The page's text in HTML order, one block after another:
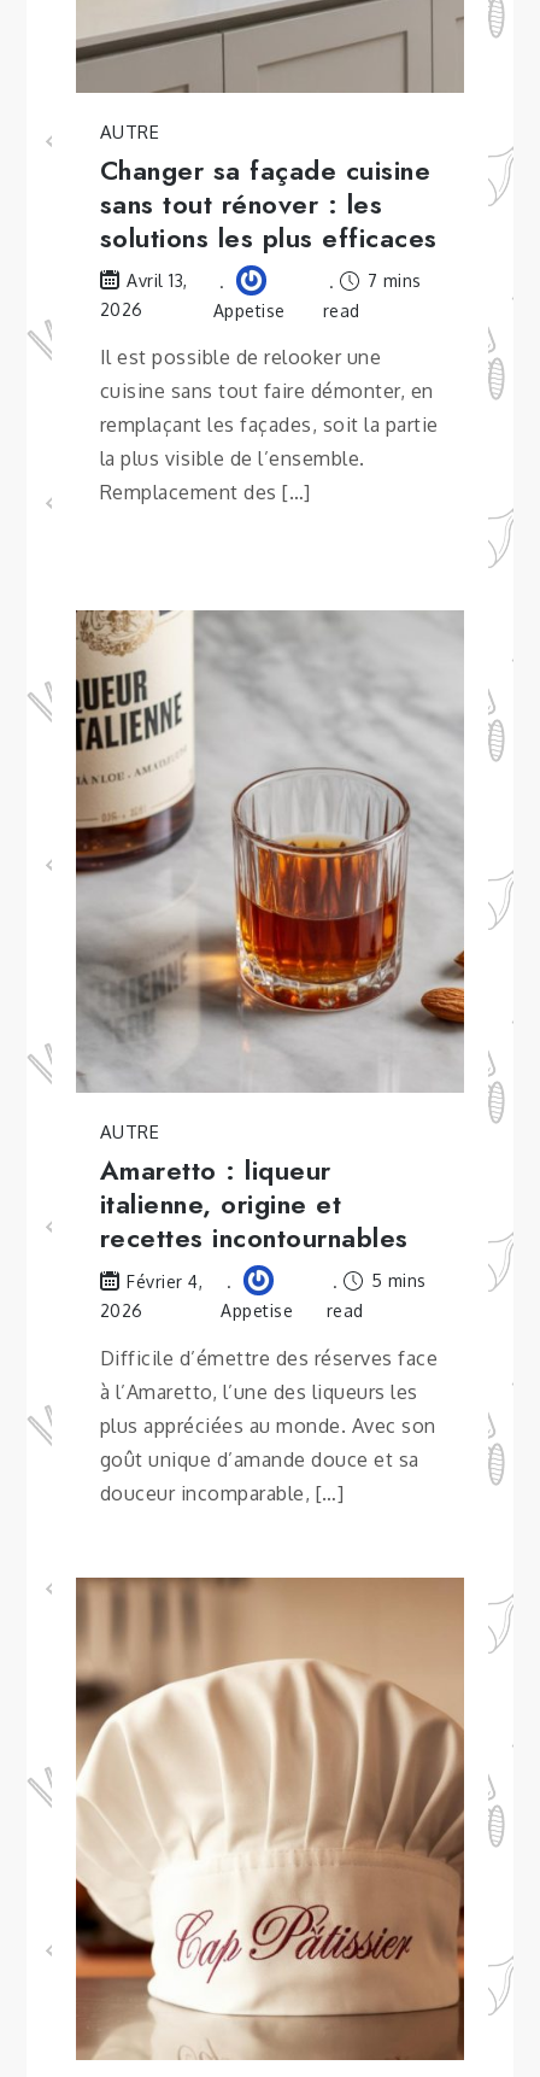
AUTRE
Changer sa façade cuisine
sans tout rénover : les
solutions les plus efficaces
Avril 13,
2026
Appetise
7 mins
read
Il est possible de relooker une
cuisine sans tout faire démonter, en
remplaçant les façades, soit la partie
la plus visible de l’ensemble.
Remplacement des […]
AUTRE
Amaretto : liqueur
italienne, origine et
recettes incontournables
Février 4,
2026
Appetise
5 mins
read
Difficile d’émettre des réserves face
à l’Amaretto, l’une des liqueurs les
plus appréciées au monde. Avec son
goût unique d’amande douce et sa
douceur incomparable, […]